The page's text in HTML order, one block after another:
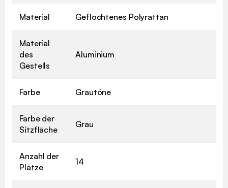
Material Geflochtenes Polyrattan
Material
des
Gestells
Aluminium
Farbe Grautöne
Farbe der
Sitzfläche
Grau
Anzahl der
Plätze
14